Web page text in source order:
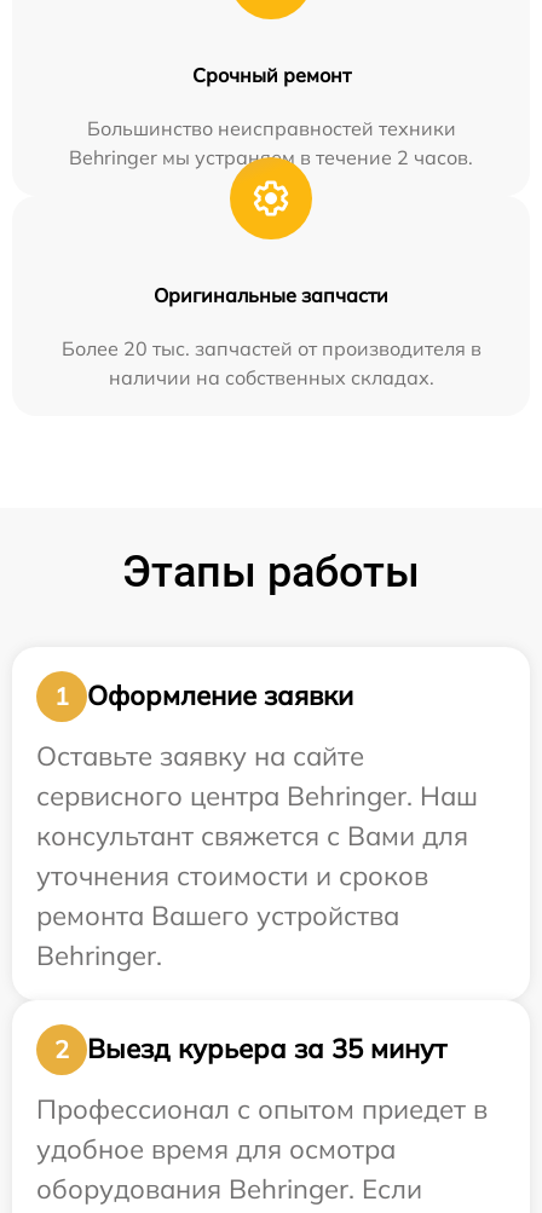
Срочный ремонт
Большинство неисправностей техники
Behringer мы устраняем в течение 2 часов.
Оригинальные запчасти
Более 20 тыс. запчастей от производителя в
наличии на собственных складах.
Этапы работы
1
Оформление заявки
Оставьте заявку на сайте
сервисного центра Behringer. Наш
консультант свяжется с Вами для
уточнения стоимости и сроков
ремонта Вашего устройства
Behringer.
2
Выезд курьера за 35 минут
Профессионал с опытом приедет в
удобное время для осмотра
оборудования Behringer. Если